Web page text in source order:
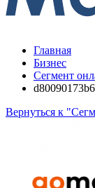
Главная
Бизнес
Сегмент
Вернуться к